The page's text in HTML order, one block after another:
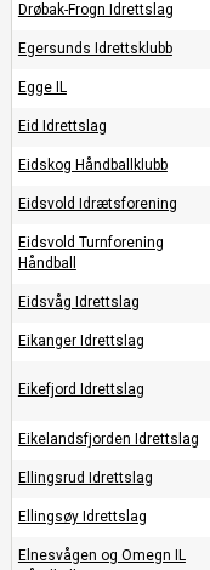
Drøbak-Frogn Idrettslag
Egersunds Idrettsklubb
Egge IL
Eid Idrettslag
Eidskog Håndballklubb
Eidsvold Idrætsforening
Eidsvold Turnforening
Håndball
Eidsvåg Idrettslag
Eikanger Idrettslag
Eikefjord Idrettslag
Eikelandsfjorden Idrettslag
Ellingsrud Idrettslag
Ellingsøy Idrettslag
Elnesvågen og Omegn IL